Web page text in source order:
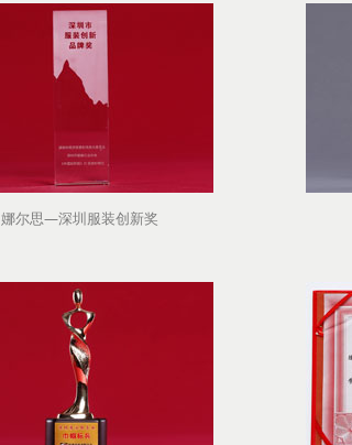
娜尔思—深圳服装创新奖